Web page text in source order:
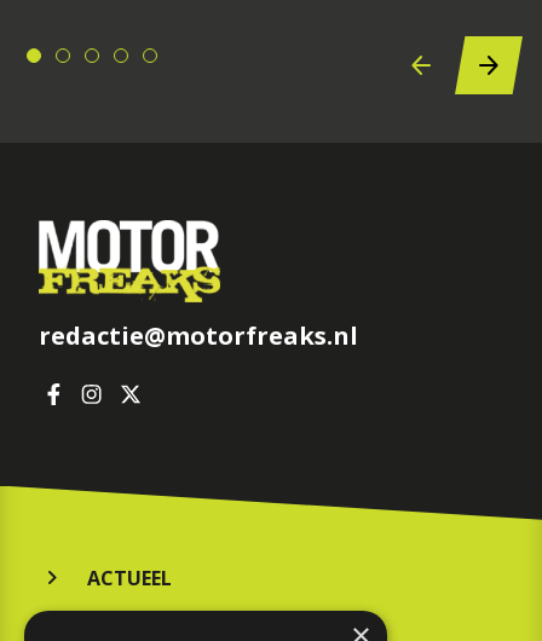
redactie@motorfreaks.nl
ACTUEEL